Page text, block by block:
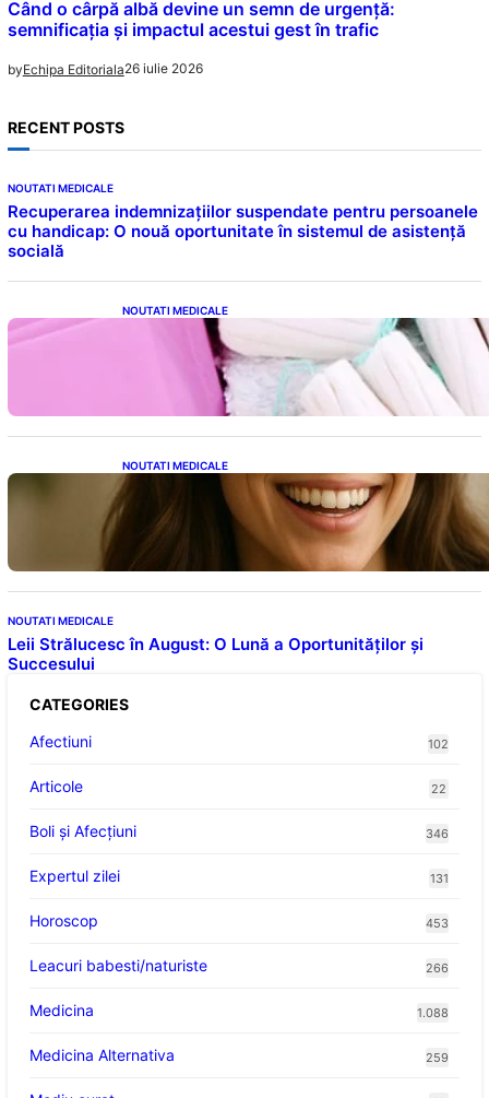
Când o cârpă albă devine un semn de urgență:
semnificația și impactul acestui gest în trafic
byEchipa Editoriala26 iulie 2026
RECENT POSTS
NOUTATI MEDICALE
Recuperarea indemnizațiilor suspendate pentru persoanele
cu handicap: O nouă oportunitate în sistemul de asistență
socială
NOUTATI MEDICALE
Tampoanele menstruale: O analiză profundă
a riscurilor legate de metale toxice
NOUTATI MEDICALE
Ceaiul – Băutura care protejează inima:
Descoperiri recente despre beneficiile
consumului zilnic
NOUTATI MEDICALE
Leii Strălucesc în August: O Lună a Oportunităților și
Succesului
CATEGORIES
Afectiuni
102
Articole 22
Boli și Afecțiuni 346
Expertul zilei 131
Horoscop 453
Leacuri babesti/naturiste 266
Medicina 1.088
Medicina Alternativa 259